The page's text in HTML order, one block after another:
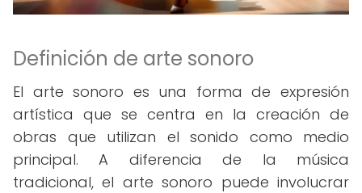
Definición de arte sonoro
El arte sonoro es una forma de expresión
artística que se centra en la creación de
obras que utilizan el sonido como medio
principal. A diferencia de la música
tradicional, el arte sonoro puede involucrar